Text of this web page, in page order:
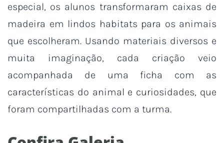
especial, os alunos transformaram caixas de
madeira em lindos habitats para os animais
que escolheram. Usando materiais diversos e
muita imaginação, cada criação veio
acompanhada de uma ficha com as
características do animal e curiosidades, que
foram compartilhadas com a turma.